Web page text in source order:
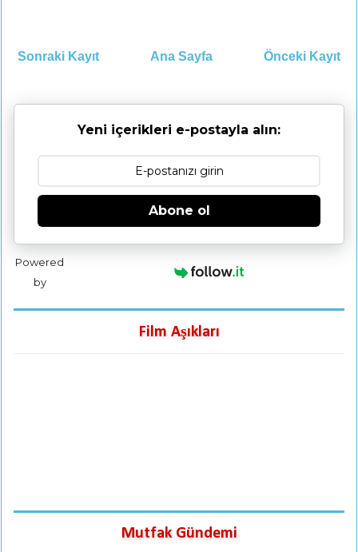
Sonraki Kayıt Önceki Kayıt
Ana Sayfa
Yeni içerikleri e-postayla alın:
Abone ol
Powered
by
Film Aşıkları
Mutfak Gündemi